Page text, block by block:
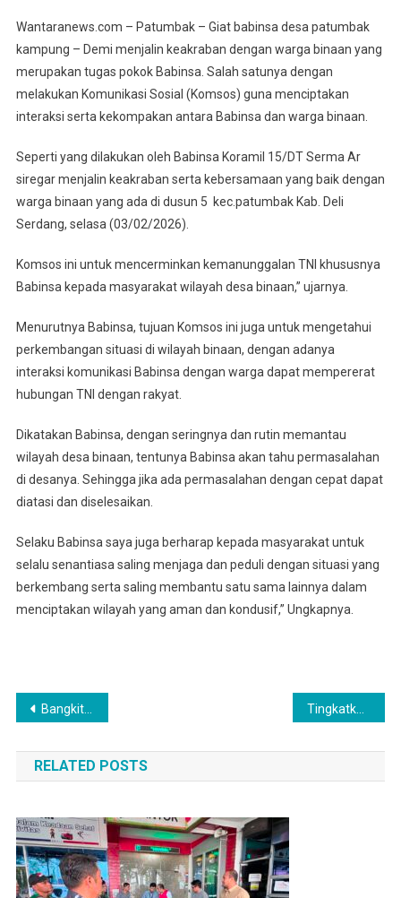
Koramil
0201-
15/DT
Serma
Ar
Ciptakan
Keakraban
Dengan
Melalui
Komsos
Wantaranews.com – Patumbak – Giat babinsa desa patumbak
kampung – Demi menjalin keakraban dengan warga binaan yang
merupakan tugas pokok Babinsa. Salah satunya dengan
melakukan Komunikasi Sosial (Komsos) guna menciptakan
interaksi serta kekompakan antara Babinsa dan warga binaan.
Seperti yang dilakukan oleh Babinsa Koramil 15/DT Serma Ar
siregar menjalin keakraban serta kebersamaan yang baik dengan
warga binaan yang ada di dusun 5 kec.patumbak Kab. Deli
Serdang, selasa (03/02/2026).
Komsos ini untuk mencerminkan kemanunggalan TNI khususnya
Babinsa kepada masyarakat wilayah desa binaan,” ujarnya.
Menurutnya Babinsa, tujuan Komsos ini juga untuk mengetahui
perkembangan situasi di wilayah binaan, dengan adanya
interaksi komunikasi Babinsa dengan warga dapat mempererat
hubungan TNI dengan rakyat.
Dikatakan Babinsa, dengan seringnya dan rutin memantau
wilayah desa binaan, tentunya Babinsa akan tahu permasalahan
di desanya. Sehingga jika ada permasalahan dengan cepat dapat
diatasi dan diselesaikan.
Selaku Babinsa saya juga berharap kepada masyarakat untuk
selalu senantiasa saling menjaga dan peduli dengan situasi yang
berkembang serta saling membantu satu sama lainnya dalam
menciptakan wilayah yang aman dan kondusif,” Ungkapnya.
Navigasi
pos
Bangkitkan Semangat Belajar, Babinsa Berikan Motivasi Kepada Pelajar SMA Tingkatkan Kompetensi, Named Nakes Ikuti Pelatihan Kedokteran Kelautan Dan Hiperbarik Angkatan Ke-2 Di Jakarta
RELATED POSTS